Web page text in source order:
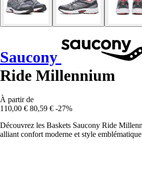
Saucony
Ride Millennium
À partir de
110,00 € 80,59 € -27%
Découvrez les Baskets Saucony Ride
alliant confort moderne et style